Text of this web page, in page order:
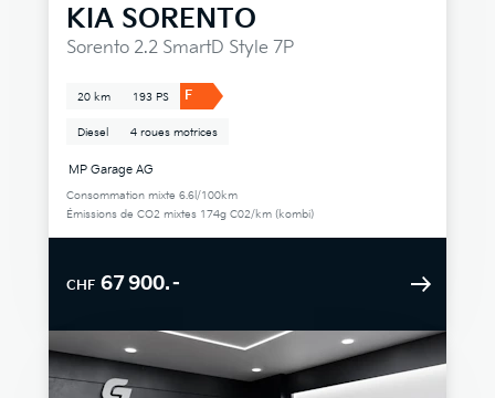
KIA SORENTO
Sorento 2.2 SmartD Style 7P
20 km 193 PS F
Diesel 4 roues motrices
MP Garage AG
Consommation mixte 6.6l/100km
Émissions de CO2 mixtes 174g C02/km (kombi)
CHF 67 900.–